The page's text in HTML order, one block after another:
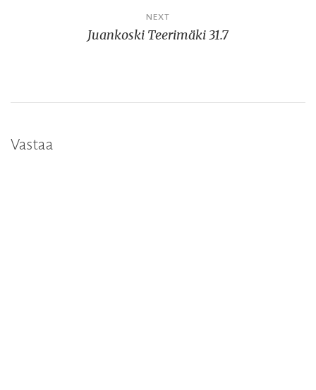
NEXT
Juankoski Teerimäki 31.7
Vastaa